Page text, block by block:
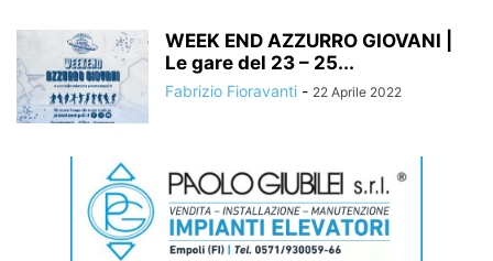
WEEK END AZZURRO GIOVANI |
Le gare del 23 – 25...
Fabrizio Fioravanti - 22 Aprile 2022